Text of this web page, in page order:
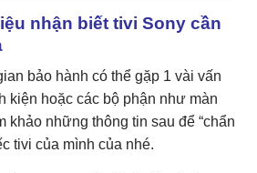
nhận biết tivi Sony cần
bảo hành có thể gặp 1 vài vấn
kiện hoặc các bộ phận như màn
khảo những thông tin sau để “chẩn
tivi của mình của nhé.